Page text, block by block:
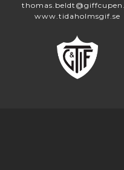
www.tidaholmsgif.se